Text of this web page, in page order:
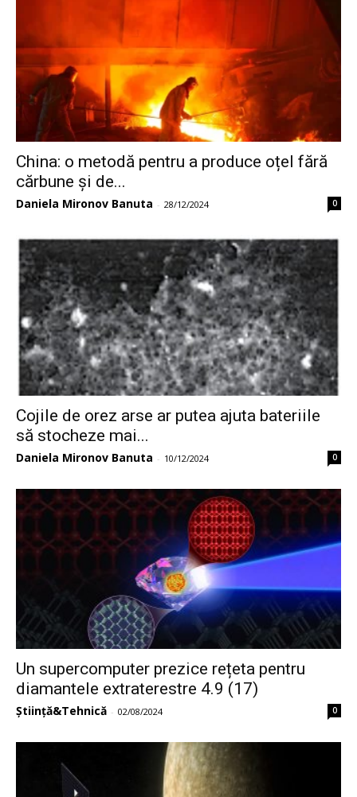
China: o metodă pentru a produce oțel fără
cărbune și de...
Daniela Mironov Banuta - 28/12/2024 0
Cojile de orez arse ar putea ajuta bateriile
să stocheze mai...
Daniela Mironov Banuta - 10/12/2024 0
Un supercomputer prezice rețeta pentru
diamantele extraterestre 4.9 (17)
Știință&Tehnică - 02/08/2024 0